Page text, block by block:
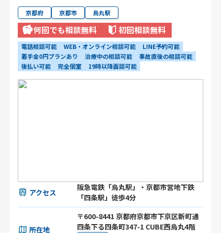
京都府 京都市 烏丸駅
何回でも相談無料 初回相談無料
電話相談可能 WEB・オンライン相談可能
LINE予約可能
着手金0円プランあり
治療中の相談可能
事故直後の相談可能
後払い可能
完全個室 19時以降面談可能
アクセス
阪急電鉄「烏丸駅」・京都市営地下鉄
「四条駅」徒歩4分
所在地
〒600-8441 京都府京都市下京区新町通
四条下る四条町347-1 CUBE西烏丸4階